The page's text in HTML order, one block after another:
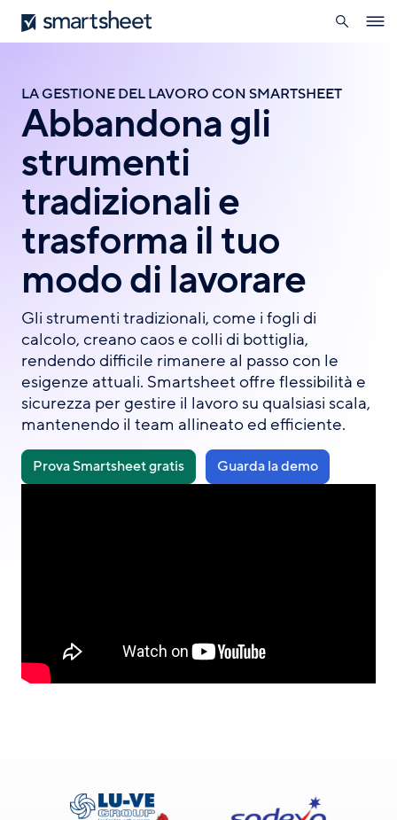
Salta
al
Smartsheet
ricerca
LA GESTIONE DEL LAVORO CON SMARTSHEET
Abbandona gli
strumenti
tradizionali e
trasforma il tuo
modo di lavorare
Gli strumenti tradizionali, come i fogli di
calcolo, creano caos e colli di bottiglia,
rendendo difficile rimanere al passo con le
esigenze attuali. Smartsheet offre flessibilità e
sicurezza per gestire il lavoro su qualsiasi scala,
mantenendo il team allineato ed efficiente.
Prova Smartsheet gratis Guarda la demo